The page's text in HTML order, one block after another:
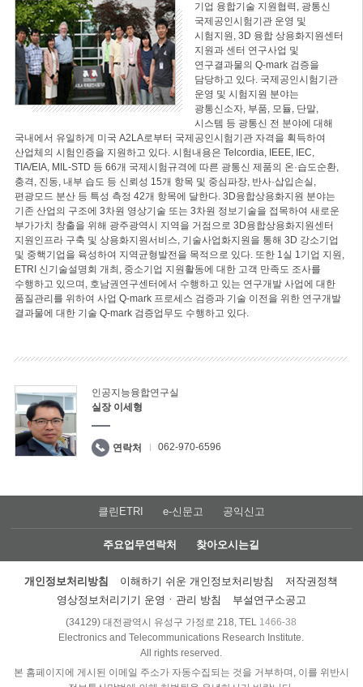
기업 융합기술 지원협력, 광통신
국제공인시험기관 운영 및
시험지원, 3D 융합 상용화지원센터
지원과 센터 연구사업 및
연구결과물의 Q-mark 검증을
담당하고 있다. 국제공인시험기관
운영 및 시험지원 분야는
광통신소자, 부품, 모듈, 단말,
시스템 등 광통신 전 분야에 대해
국내에서 유일하게 미국 A2LA로부터 국제공인시험기관 자격을 획득하여
산업체의 시험인증을 지원하고 있다. 시험내용은 Telcordia, IEEE, IEC,
TIA/EIA, MIL-STD 등 66개 국제시험규격에 따른 광통신 제품의 온·습도순환,
충격, 진동, 내부 습도 등 신뢰성 15개 항목 및 중심파장, 반사·삽입손실,
편광모드 분산 등 특성 측정 42개 항목에 달한다. 3D융합상용화지원 분야는
기존 산업의 구조에 3차원 영상기술 또는 3차원 정보기술을 접목하여 새로운
부가가치 창출을 위해 광주광역시 지역을 거점으로 3D융합상용화지원센터
지원인프라 구축 및 상용화지원서비스, 기술사업화지원을 통해 3D 강소기업
및 중핵기업을 육성하여 지역균형발전을 목적으로 있다. 또한 1실 1기업 지원,
ETRI 신기술설명회 개최, 중소기업 지원활동에 대한 고객 만족도 조사를
수행하고 있으며, 호남권연구센터에서 수행하고 있는 연구개발 사업에 대한
품질관리를 위하여 사업 Q-mark 프로세스 검증과 기술 이전을 위한 연구개발
결과물에 대한 기술 Q-mark 검증업무도 수행하고 있다.
인공지능융합연구실
실장 이세형
연락처 062-970-6596
클린ETRI e-신문고 공익신고
주요업무연락처 찾아오시는길
개인정보처리방침 이해하기 쉬운 개인정보처리방침
저작권정책
영상정보처리기기 운영ㆍ관리 방침
부설연구소공고
(34129) 대전광역시 유성구 가정로 218, TEL 1466-38
Electronics and Telecommunications Research Institute.
All rights reserved.
본 홈페이지에 게시된 이메일 주소가 자동수집되는 것을 거부하며, 이를 위반시